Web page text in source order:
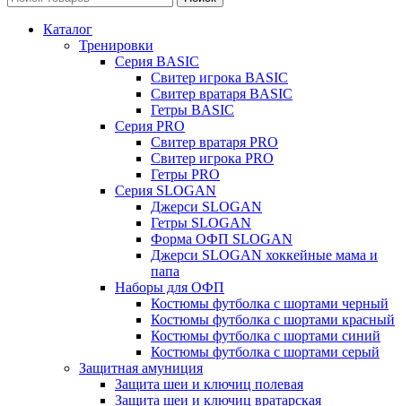
Каталог
Тренировки
Серия BASIC
Свитер игрока BASIC
Свитер вратаря BASIC
Гетры BASIC
Серия PRO
Свитер вратаря PRO
Свитер игрока PRO
Гетры PRO
Серия SLOGAN
Джерси SLOGAN
Гетры SLOGAN
Форма ОФП SLOGAN
Джерси SLOGAN хоккейные мама и
папа
Наборы для ОФП
Костюмы футболка с шортами черный
Костюмы футболка с шортами красный
Костюмы футболка с шортами синий
Костюмы футболка с шортами серый
Защитная амуниция
Защита шеи и ключиц полевая
Защита шеи и ключиц вратарская